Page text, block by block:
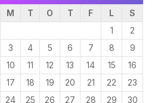
M
T O T F L
S
1
2
3
4 5 6 7 8
9
10
11 12 13 14 15
16
17
18 19 20 21 22
23
24
25 26 27 28 29 30